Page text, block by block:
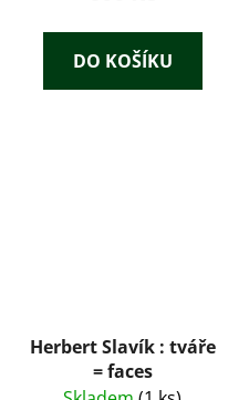
DO KOŠÍKU
Herbert Slavík : tváře
= faces